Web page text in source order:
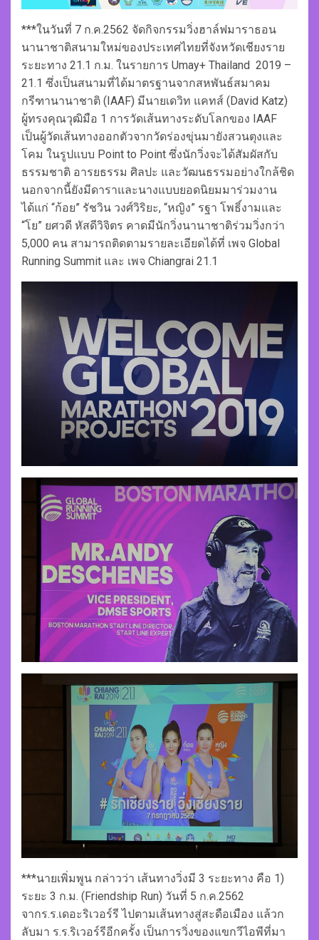
***ในวันที่ 7 ก.ค.2562 จัดกิจกรรมวิ่งฮาล์ฟมาราธอน
นานาชาติสนามใหม่ของประเทศไทยที่จังหวัดเชียงราย
ระยะทาง 21.1 ก.ม. ในรายการ Umay+ Thailand 2019 –
21.1 ซึ่งเป็นสนามที่ได้มาตรฐานจากสหพันธ์สมาคม
กรีฑานานาชาติ (IAAF) มีนายเดวิท แคทส์ (David Katz)
ผู้ทรงคุณวุฒิมือ 1 การวัดเส้นทางระดับโลกของ IAAF
เป็นผู้วัดเส้นทางออกตัวจากวัดร่องขุ่นมายังสวนตุงและ
โคม ในรูปแบบ Point to Point ซึ่งนักวิ่งจะได้สัมผัสกับ
ธรรมชาติ อารยธรรม ศิลปะ และวัฒนธรรมอย่างใกล้ชิด
นอกจากนี้ยังมีดาราและนางแบบยอดนิยมมาร่วมงาน
ได้แก่ “ก้อย” รัชวิน วงศ์วิริยะ, “หญิง” รฐา โพธิ์งามและ
“โย” ยศวดี หัสดีวิจิตร คาดมีนักวิ่งนานาชาติร่วมวิ่งกว่า
5,000 คน สามารถติดตามรายละเอียดได้ที่ เพจ Global
Running Summit และ เพจ Chiangrai 21.1
***นายเพิ่มพูน กล่าวว่า เส้นทางวิ่งมี 3 ระยะทาง คือ 1)
ระยะ 3 ก.ม. (Friendship Run) วันที่ 5 ก.ค.2562
จากร.ร.เดอะริเวอร์รี ไปตามเส้นทางสู่สะดือเมือง แล้วก
ลับมา ร.ร.ริเวอร์รีอีกครั้ง เป็นการวิ่งของแขกวีไอพีที่มา